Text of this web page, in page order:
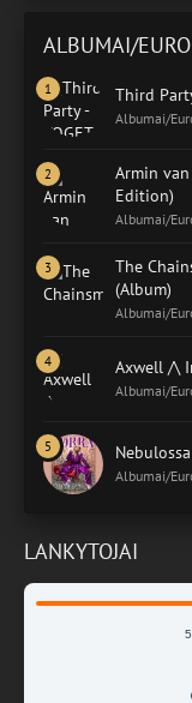
ALBUMAI/EURO
Third
Albumai/
Armin
Edition)
Albumai/
The
(Album)
Albumai/
Axwell /\
Albumai/
Albumai/
LANKYTOJAI